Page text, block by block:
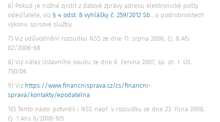
6) Pokud je nožné zjistit z datové zprávy adresu elektronické pošty
odesílatele, viz § 4 odst. 8 vyhlášky č. 259/2012 Sb., o podrobnostech
výkonu spisové služby.
7) Viz odůvodnění rozsudku NSS ze dne 11. srpna 2006, čj. 8 Afs
82/2006-68.
8) Viz nález Ústavního soudu ze dne 6. června 2007, sp. zn. I. ÚS
750/06.
9) Viz https://www.financnisprava.cz/cs/financni-
sprava/kontakty/epodatelna.
10) Tento názor potvrdil i NSS např. v rozsudku ze dne 23. října 2008,
čj. 1 Ans 8/2008-105.